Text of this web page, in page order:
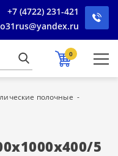
+7 (4722) 231-421
0
полочные
5